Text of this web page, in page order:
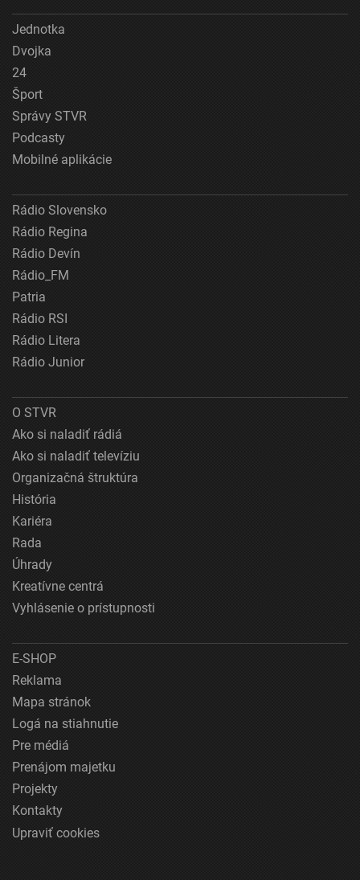
Jednotka
Dvojka
24
Šport
Správy STVR
Podcasty
Mobilné aplikácie
Rádio Slovensko
Rádio Regina
Rádio Devín
Rádio_FM
Patria
Rádio RSI
Rádio Litera
Rádio Junior
O STVR
Ako si naladiť rádiá
Ako si naladiť televíziu
Organizačná štruktúra
História
Kariéra
Rada
Úhrady
Kreatívne centrá
Vyhlásenie o prístupnosti
E-SHOP
Reklama
Mapa stránok
Logá na stiahnutie
Pre médiá
Prenájom majetku
Projekty
Kontakty
Upraviť cookies